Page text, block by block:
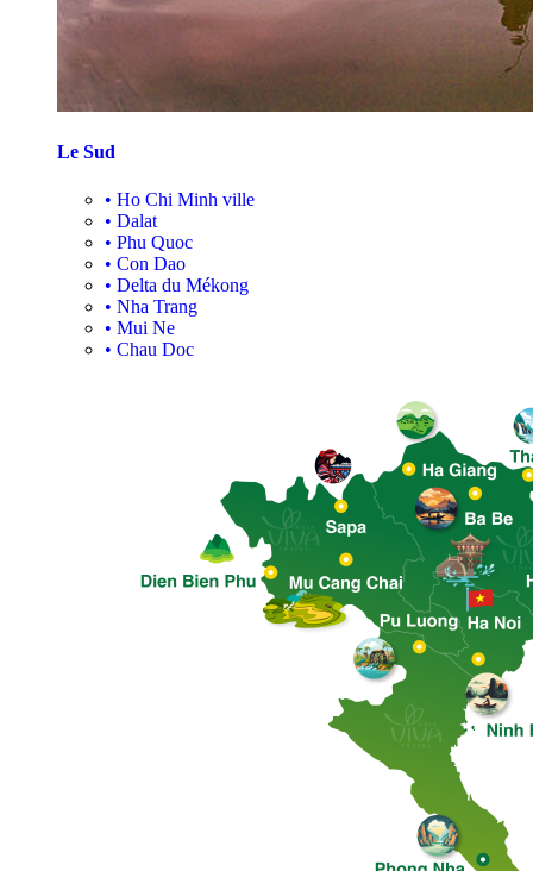
Le Sud
• Ho Chi Minh ville
• Dalat
• Phu Quoc
• Con Dao
• Delta du Mékong
• Nha Trang
• Mui Ne
• Chau Doc